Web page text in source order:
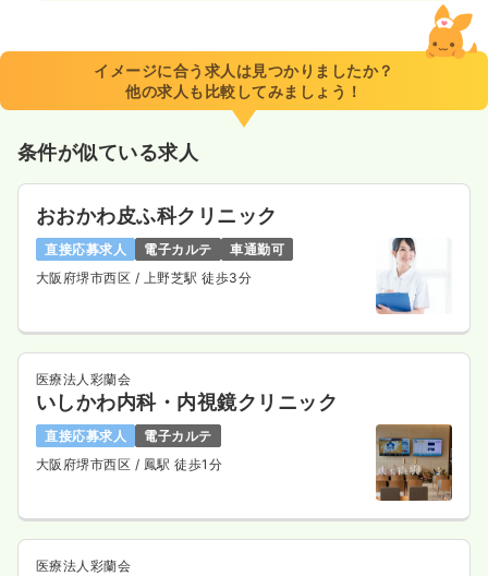
イメージに合う求人は見つかりましたか？
他の求人も比較してみましょう！
条件が似ている求人
おおかわ皮ふ科クリニック
直接応募求人 電子カルテ
車通勤可
大阪府堺市西区 / 上野芝駅 徒歩3分
医療法人彩蘭会
いしかわ内科・内視鏡クリニック
直接応募求人
電子カルテ
大阪府堺市西区 / 鳳駅 徒歩1分
医療法人彩蘭会